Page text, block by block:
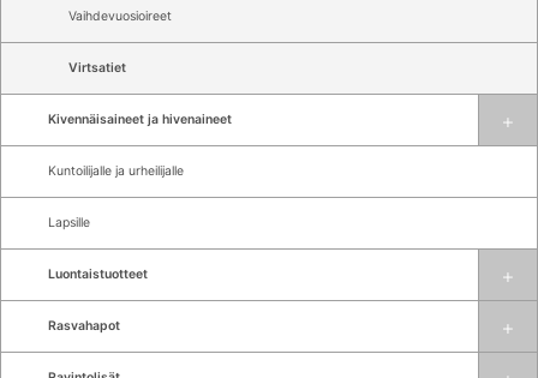
Vaihdevuosioireet
Virtsatiet
Kivennäisaineet ja hivenaineet
Kuntoilijalle ja urheilijalle
Lapsille
Luontaistuotteet
Rasvahapot